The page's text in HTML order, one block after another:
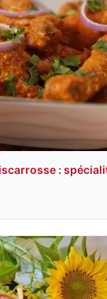
: